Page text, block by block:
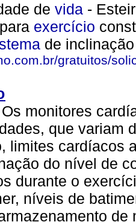
de vida -
exercício
de
gratuitos/
monitores
que variam
limites cardíacos
do nível de
durante o
níveis de